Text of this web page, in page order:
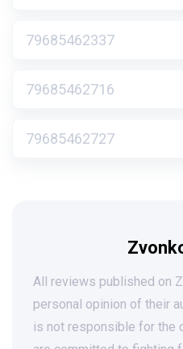
79685462337
79685462716
79685462727
All reviews published on
personal opinion of their
is not responsible for the